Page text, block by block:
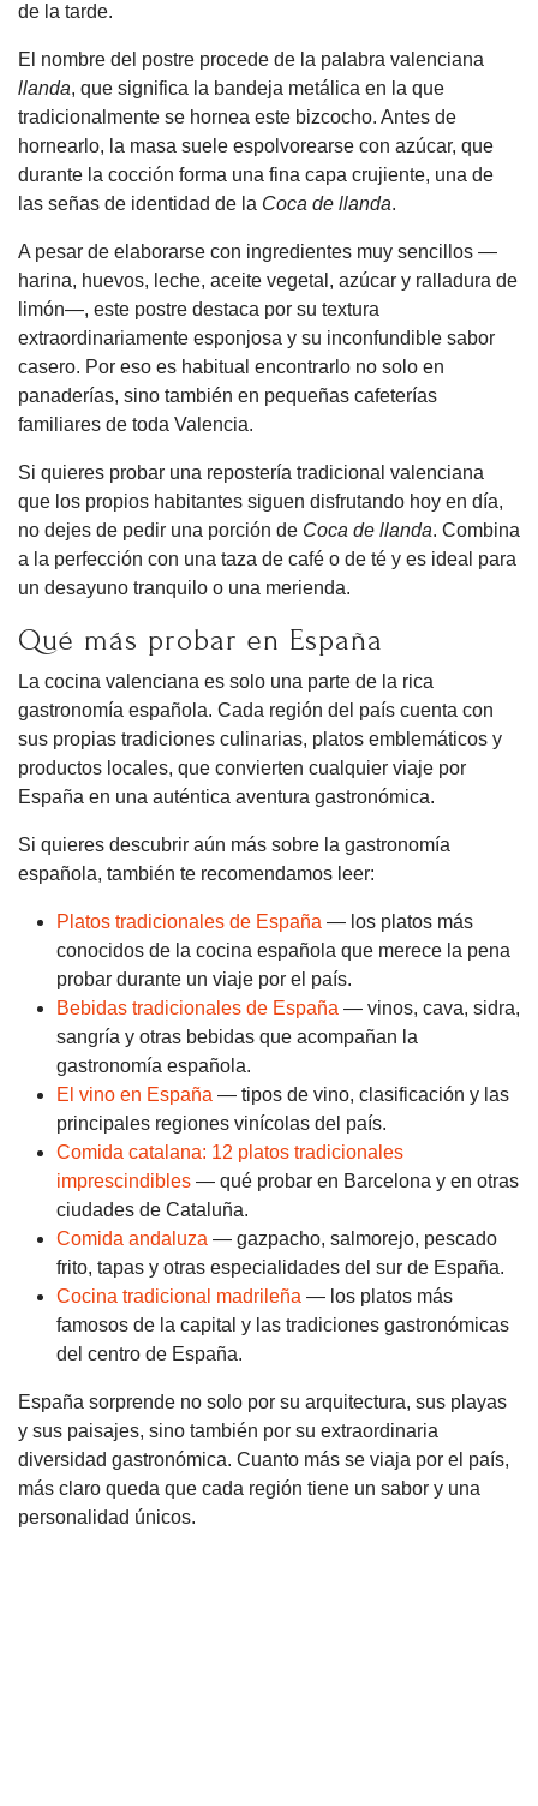
de la tarde.
El nombre del postre procede de la palabra valenciana
llanda, que significa la bandeja metálica en la que
tradicionalmente se hornea este bizcocho. Antes de
hornearlo, la masa suele espolvorearse con azúcar, que
durante la cocción forma una fina capa crujiente, una de
las señas de identidad de la Coca de llanda.
A pesar de elaborarse con ingredientes muy sencillos —
harina, huevos, leche, aceite vegetal, azúcar y ralladura de
limón—, este postre destaca por su textura
extraordinariamente esponjosa y su inconfundible sabor
casero. Por eso es habitual encontrarlo no solo en
panaderías, sino también en pequeñas cafeterías
familiares de toda Valencia.
Si quieres probar una repostería tradicional valenciana
que los propios habitantes siguen disfrutando hoy en día,
no dejes de pedir una porción de Coca de llanda. Combina
a la perfección con una taza de café o de té y es ideal para
un desayuno tranquilo o una merienda.
Qué más probar en España
La cocina valenciana es solo una parte de la rica
gastronomía española. Cada región del país cuenta con
sus propias tradiciones culinarias, platos emblemáticos y
productos locales, que convierten cualquier viaje por
España en una auténtica aventura gastronómica.
Si quieres descubrir aún más sobre la gastronomía
española, también te recomendamos leer:
Platos tradicionales de España — los platos más
conocidos de la cocina española que merece la pena
probar durante un viaje por el país.
Bebidas tradicionales de España — vinos, cava, sidra,
sangría y otras bebidas que acompañan la
gastronomía española.
El vino en España — tipos de vino, clasificación y las
principales regiones vinícolas del país.
Comida catalana: 12 platos tradicionales
imprescindibles — qué probar en Barcelona y en otras
ciudades de Cataluña.
Comida andaluza — gazpacho, salmorejo, pescado
frito, tapas y otras especialidades del sur de España.
Cocina tradicional madrileña — los platos más
famosos de la capital y las tradiciones gastronómicas
del centro de España.
España sorprende no solo por su arquitectura, sus playas
y sus paisajes, sino también por su extraordinaria
diversidad gastronómica. Cuanto más se viaja por el país,
más claro queda que cada región tiene un sabor y una
personalidad únicos.